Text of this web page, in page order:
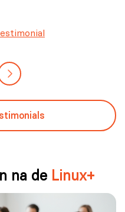
na de Linux+